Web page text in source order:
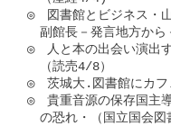
◎　図書館とビジネス・
副館長－発言地方から
◎　人と本の出会い演出
（読売4/8）
◎　茨城大.図書館にカ
◎　貴重音源の保存国主
の恐れ・（国立国会図